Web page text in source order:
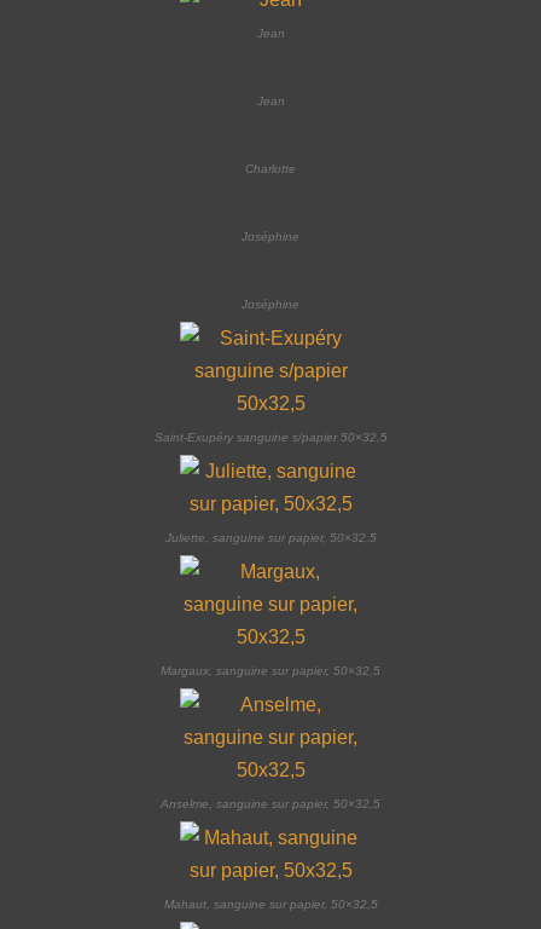
Jean
Jean
Charlotte
Joséphine
Joséphine
Saint-Exupéry sanguine s/papier 50×32,5
Juliette, sanguine sur papier, 50×32,5
Margaux, sanguine sur papier, 50×32,5
Anselme, sanguine sur papier, 50×32,5
Mahaut, sanguine sur papier, 50×32,5